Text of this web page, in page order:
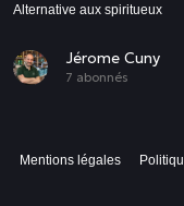
Alternative aux spiritueux
Jérome Cuny
7 abonnés
Mentions légales